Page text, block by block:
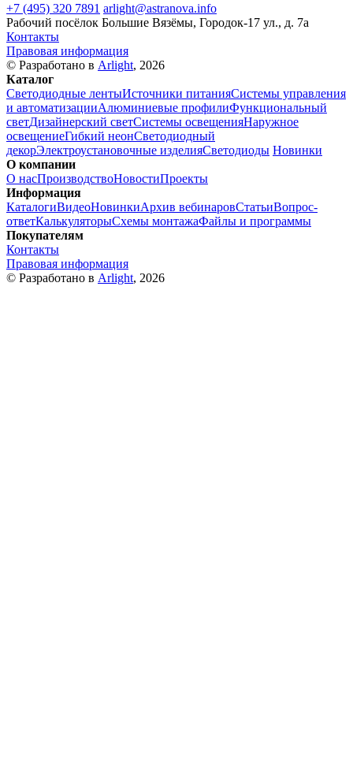
+7 (495) 320 7891 arlight@astranova.info
Рабочий посёлок Большие Вязёмы, Городок-17 ул., д. 7а
Контакты
Правовая информация
© Разработано в Arlight, 2026
Каталог
Светодиодные лентыИсточники питанияСистемы управления
и автоматизацииАлюминиевые профилиФункциональный
светДизайнерский светСистемы освещенияНаружное
освещениеГибкий неонСветодиодный
декорЭлектроустановочные изделияСветодиоды Новинки
О компании
О насПроизводствоНовостиПроекты
Информация
КаталогиВидеоНовинкиАрхив вебинаровСтатьиВопрос-
ответКалькуляторыСхемы монтажаФайлы и программы
Покупателям
Контакты
Правовая информация
© Разработано в Arlight, 2026